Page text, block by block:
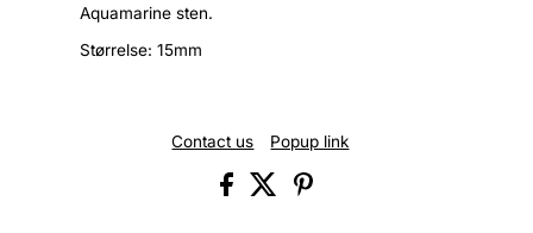
Aquamarine sten.
Størrelse: 15mm
Contact us Popup link